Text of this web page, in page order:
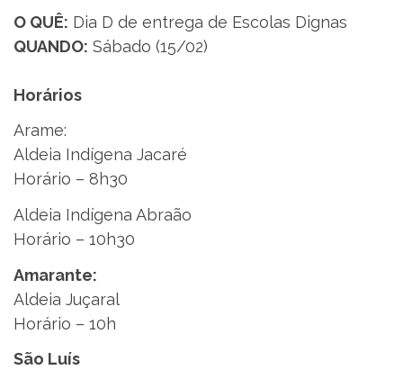
O QUÊ: Dia D de entrega de Escolas Dignas
QUANDO: Sábado (15/02)
Horários
Arame:
Aldeia Indígena Jacaré
Horário – 8h30
Aldeia Indígena Abraão
Horário – 10h30
Amarante:
Aldeia Juçaral
Horário – 10h
São Luís